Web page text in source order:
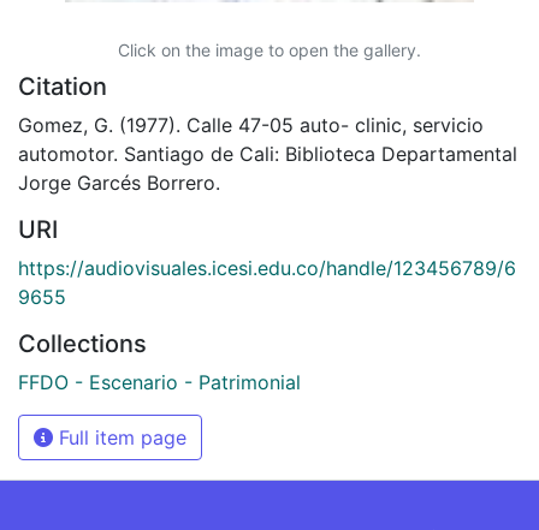
Click on the image to open the gallery.
Citation
Gomez, G. (1977). Calle 47-05 auto- clinic, servicio
automotor. Santiago de Cali: Biblioteca Departamental
Jorge Garcés Borrero.
URI
https://audiovisuales.icesi.edu.co/handle/123456789/6
9655
Collections
FFDO - Escenario - Patrimonial
Full item page